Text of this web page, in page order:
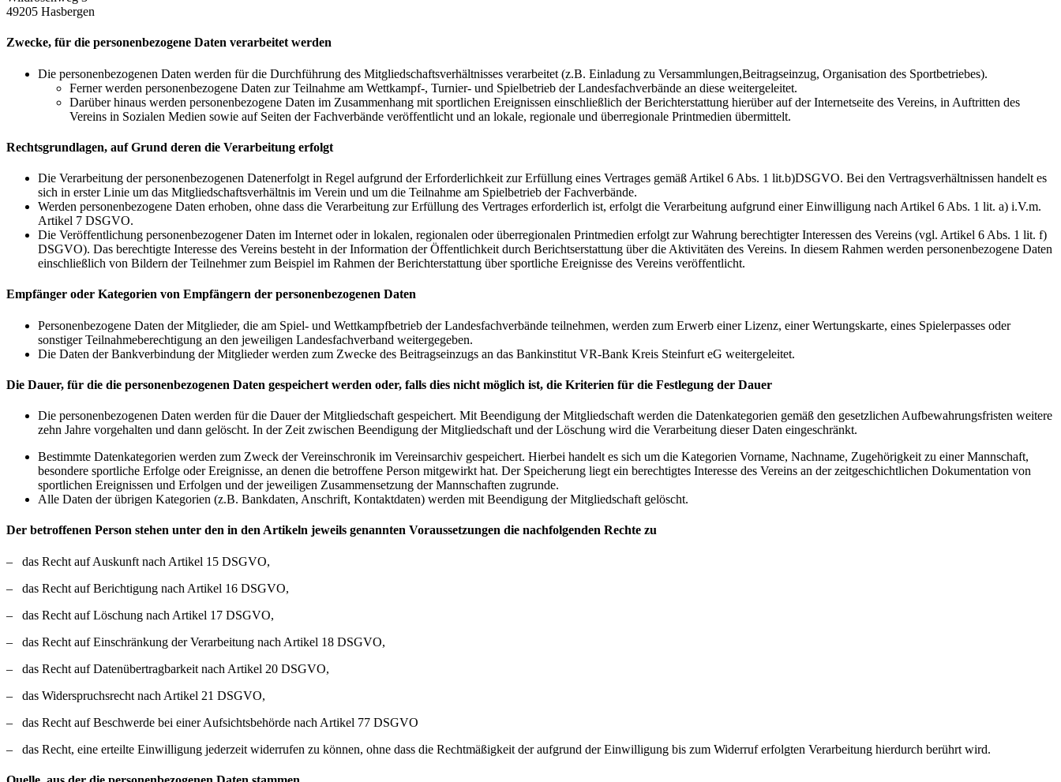
49205 Hasbergen
Zwecke, für die personenbezogene Daten verarbeitet werden
Die personenbezogenen Daten werden für die Durchführung des Mitgliedschaftsverhältnisses verarbeitet (z.B. Einladung zu Versammlungen,Beitragseinzug, Organisation des Sportbetriebes).
Ferner werden personenbezogene Daten zur Teilnahme am Wettkampf-, Turnier- und Spielbetrieb der Landesfachverbände an diese weitergeleitet.
Darüber hinaus werden personenbezogene Daten im Zusammenhang mit sportlichen Ereignissen einschließlich der Berichterstattung hierüber auf der Internetseite des Vereins, in Auftritten des
Vereins in Sozialen Medien sowie auf Seiten der Fachverbände veröffentlicht und an lokale, regionale und überregionale Printmedien übermittelt.
Rechtsgrundlagen, auf Grund deren die Verarbeitung erfolgt
Die Verarbeitung der personenbezogenen Datenerfolgt in Regel aufgrund der Erforderlichkeit zur Erfüllung eines Vertrages gemäß Artikel 6 Abs. 1 lit.b)DSGVO. Bei den Vertragsverhältnissen handelt es
sich in erster Linie um das Mitgliedschaftsverhältnis im Verein und um die Teilnahme am Spielbetrieb der Fachverbände.
Werden personenbezogene Daten erhoben, ohne dass die Verarbeitung zur Erfüllung des Vertrages erforderlich ist, erfolgt die Verarbeitung aufgrund einer Einwilligung nach Artikel 6 Abs. 1 lit. a) i.V.m.
Artikel 7 DSGVO.
Die Veröffentlichung personenbezogener Daten im Internet oder in lokalen, regionalen oder überregionalen Printmedien erfolgt zur Wahrung berechtigter Interessen des Vereins (vgl. Artikel 6 Abs. 1 lit. f)
DSGVO). Das berechtigte Interesse des Vereins besteht in der Information der Öffentlichkeit durch Berichtserstattung über die Aktivitäten des Vereins. In diesem Rahmen werden personenbezogene Daten
einschließlich von Bildern der Teilnehmer zum Beispiel im Rahmen der Berichterstattung über sportliche Ereignisse des Vereins veröffentlicht.
Empfänger oder Kategorien von Empfängern der personenbezogenen Daten
Personenbezogene Daten der Mitglieder, die am Spiel- und Wettkampfbetrieb der Landesfachverbände teilnehmen, werden zum Erwerb einer Lizenz, einer Wertungskarte, eines Spielerpasses oder
sonstiger Teilnahmeberechtigung an den jeweiligen Landesfachverband weitergegeben.
Die Daten der Bankverbindung der Mitglieder werden zum Zwecke des Beitragseinzugs an das Bankinstitut VR-Bank Kreis Steinfurt eG weitergeleitet.
Die Dauer, für die die personenbezogenen Daten gespeichert werden oder, falls dies nicht möglich ist, die Kriterien für die Festlegung der Dauer
Die personenbezogenen Daten werden für die Dauer der Mitgliedschaft gespeichert. Mit Beendigung der Mitgliedschaft werden die Datenkategorien gemäß den gesetzlichen Aufbewahrungsfristen weitere
zehn Jahre vorgehalten und dann gelöscht. In der Zeit zwischen Beendigung der Mitgliedschaft und der Löschung wird die Verarbeitung dieser Daten eingeschränkt.
Bestimmte Datenkategorien werden zum Zweck der Vereinschronik im Vereinsarchiv gespeichert. Hierbei handelt es sich um die Kategorien Vorname, Nachname, Zugehörigkeit zu einer Mannschaft,
besondere sportliche Erfolge oder Ereignisse, an denen die betroffene Person mitgewirkt hat. Der Speicherung liegt ein berechtigtes Interesse des Vereins an der zeitgeschichtlichen Dokumentation von
sportlichen Ereignissen und Erfolgen und der jeweiligen Zusammensetzung der Mannschaften zugrunde.
Alle Daten der übrigen Kategorien (z.B. Bankdaten, Anschrift, Kontaktdaten) werden mit Beendigung der Mitgliedschaft gelöscht.
Der betroffenen Person stehen unter den in den Artikeln jeweils genannten Voraussetzungen die nachfolgenden Rechte zu
‒ das Recht auf Auskunft nach Artikel 15 DSGVO,
‒ das Recht auf Berichtigung nach Artikel 16 DSGVO,
‒ das Recht auf Löschung nach Artikel 17 DSGVO,
‒ das Recht auf Einschränkung der Verarbeitung nach Artikel 18 DSGVO,
‒ das Recht auf Datenübertragbarkeit nach Artikel 20 DSGVO,
‒ das Widerspruchsrecht nach Artikel 21 DSGVO,
‒ das Recht auf Beschwerde bei einer Aufsichtsbehörde nach Artikel 77 DSGVO
‒ das Recht, eine erteilte Einwilligung jederzeit widerrufen zu können, ohne dass die Rechtmäßigkeit der aufgrund der Einwilligung bis zum Widerruf erfolgten Verarbeitung hierdurch berührt wird.